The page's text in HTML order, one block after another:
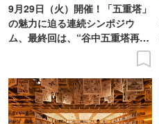
9月29日（火）開催！「五重塔」
の魅力に迫る連続シンポジウ
ム、最終回は、“谷中五重塔再建